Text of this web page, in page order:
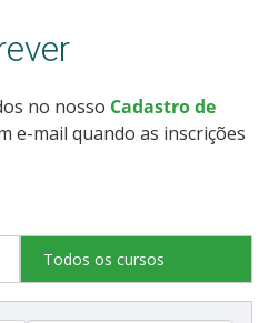
Seletivos
no nosso Cadastro de
e-mail quando as inscrições
Todos os cursos